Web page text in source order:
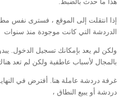
هذا ما حدث بالضبط.
إذا انتقلت إلى الموقع ، فسترى نفس
الدردشة التي كانت موجودة منذ سنوات
ولكن لم يعد بإمكانك تسجيل الدخول.
بالمجال لأسباب عاطفية ولكن لم تعد
غرفة دردشة عاملة هنا. أفترض في
دردشة أو يبيع النطاق ،